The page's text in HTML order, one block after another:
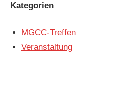
Kategorien
MGCC-Treffen
Veranstaltung